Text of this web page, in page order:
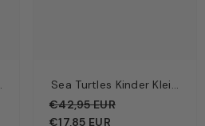
Sea Turtles Kinder Kleid
Türkis –
Meeresschildkröten |
€42,95 EUR
€17,85 EUR